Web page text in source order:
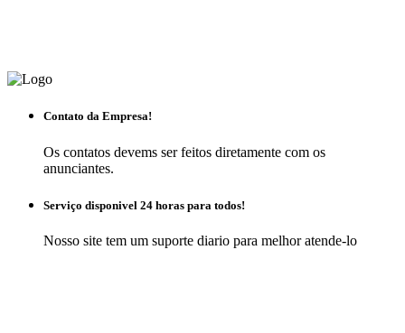
Contato da Empresa!
Os contatos devems ser feitos diretamente com os
anunciantes.
Serviço disponivel 24 horas para todos!
Nosso site tem um suporte diario para melhor atende-lo